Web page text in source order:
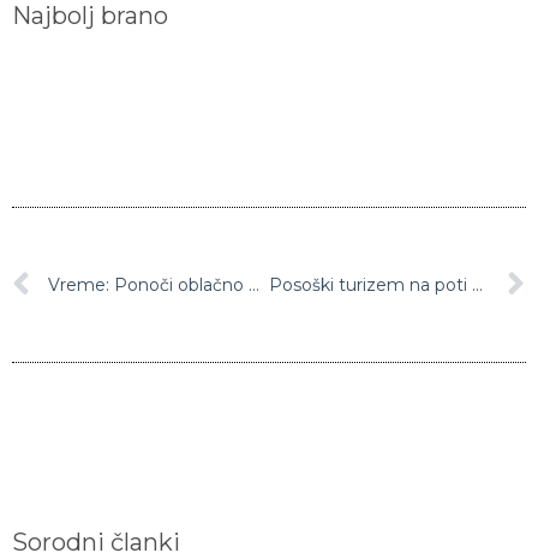
Najbolj brano
Vreme: Ponoči oblačno z občasnimi padavinami Posoški turizem na poti k milijonu nočitev letno
Sorodni članki